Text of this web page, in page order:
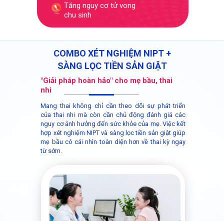
Tăng nguy cơ tử vong
chu sinh
COMBO XÉT NGHIỆM NIPT +
SÀNG LỌC TIỀN SẢN GIẬT
"Giải pháp hoàn hảo" cho mẹ bầu, thai
nhi
Mang thai không chỉ cần theo dõi sự phát triển
của thai nhi mà còn cần chủ động đánh giá các
nguy cơ ảnh hưởng đến sức khỏe của mẹ. Việc kết
hợp xét nghiệm NIPT và sàng lọc tiền sản giật giúp
mẹ bầu có cái nhìn toàn diện hơn về thai kỳ ngay
từ sớm.